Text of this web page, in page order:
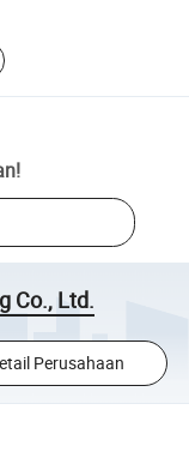
!
Co., Ltd.
Perusahaan